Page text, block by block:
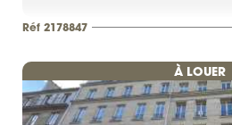
Réf 2178847
À LOUER